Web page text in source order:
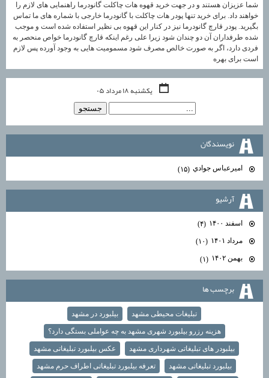
شما عزیزان هستند و در جهت خرید قهوه هات چاکلت گانودرما راهنمایی های لازم را
خواهند داد. برای خرید تنها پودر هات چاکلت با گانودرما خارجی با شماره های ما تماس
بگیرید. پودر قارچ گانودرما نیز در کنار این قهوه بی نظیر استفاده شده است و موجب
شده طرفداران آن دو چندان شود زیرا علی رغم اینکه قارچ گانودرما خواص منحصر به
فردی دارد، اگر به صورت خالص مصرف شود مسمومیت هایی به وجود آورده پس لازم
است برای بهره
یکشنبه ۱۸ مرداد ۰۵
نويسندگان
اميرعباس جوادي (۱۵)
آرشيو
اسفند ۱۴۰۰
(۴)
مرداد ۱۴۰۱
(۱۰)
بهمن ۱۴۰۲
(۱)
برچسب ها
تبلیغات محیطی مشهد بیلبورد در مشهد
هزینه رزرو بیلبورد شهری مشهد به چه عواملی بستگی دارد؟
بیلبودر های تبلیغاتی شهرداری مشهد عکس بیلبورد تبلیغاتی مشهد
بیلبورد تبلیغاتی مشهد تعرفه بیلبورد تبلیغاتی اطراف حرم مشهد